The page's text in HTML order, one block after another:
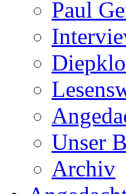
Paul
Unser
Archiv